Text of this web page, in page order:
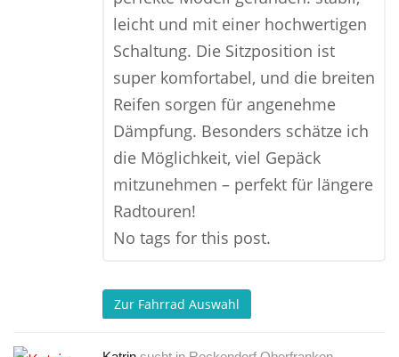
leicht und mit einer hochwertigen
Schaltung. Die Sitzposition ist
super komfortabel, und die breiten
Reifen sorgen für angenehme
Dämpfung. Besonders schätze ich
die Möglichkeit, viel Gepäck
mitzunehmen – perfekt für längere
Radtouren!
No tags for this post.
Zur Fahrrad Auswahl